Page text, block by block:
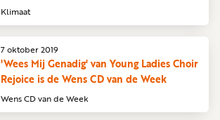
Klimaat
Wens CD van de Week
'Wees Mij Genadig' van Young Ladies Choir
Rejoice is de Wens CD van de Week
7 oktober 2019